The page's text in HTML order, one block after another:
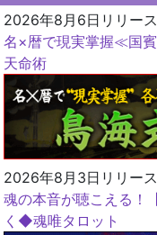
2026年8月6日リリース
名×暦で現実掌握≪国
天命術
2026年8月3日リリース
魂の本音が聴こえる！
く◆魂唯タロット